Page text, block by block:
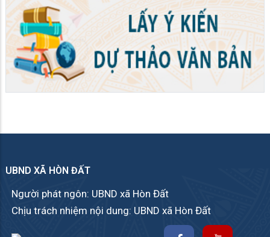
UBND XÃ HÒN ĐẤT
Người phát ngôn: UBND xã Hòn Đất
Chịu trách nhiệm nội dung: UBND xã Hòn Đất